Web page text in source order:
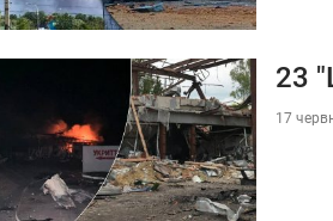
23
17